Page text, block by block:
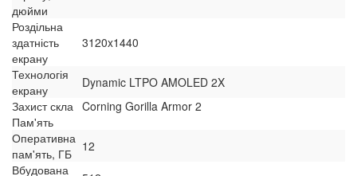
дюйми
Роздільна
здатність
екрану
3120x1440
Технологія
екрану
Dynamic LTPO AMOLED 2X
Захист скла Corning Gorilla Armor 2
Пам'ять
Оперативна
пам'ять, ГБ
12
Вбудована